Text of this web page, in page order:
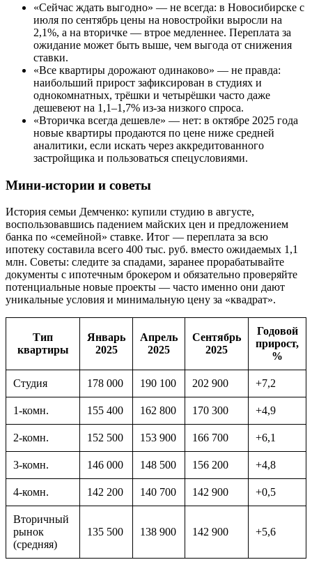
«Сейчас ждать выгодно» — не всегда: в Новосибирске с
июля по сентябрь цены на новостройки выросли на
2,1%, а на вторичке — втрое медленнее. Переплата за
ожидание может быть выше, чем выгода от снижения
ставки.
«Все квартиры дорожают одинаково» — не правда:
наибольший прирост зафиксирован в студиях и
однокомнатных, трёшки и четырёшки часто даже
дешевеют на 1,1–1,7% из-за низкого спроса.
«Вторичка всегда дешевле» — нет: в октябре 2025 года
новые квартиры продаются по цене ниже средней
аналитики, если искать через аккредитованного
застройщика и пользоваться спецусловиями.
Мини-истории и советы
История семьи Демченко: купили студию в августе,
воспользовавшись падением майских цен и предложением
банка по «семейной» ставке. Итог — переплата за всю
ипотеку составила всего 400 тыс. руб. вместо ожидаемых 1,1
млн. Советы: следите за спадами, заранее прорабатывайте
документы с ипотечным брокером и обязательно проверяйте
потенциальные новые проекты — часто именно они дают
уникальные условия и минимальную цену за «квадрат».
Тип
квартиры
Январь
2025
Апрель
2025
Сентябрь
2025
Годовой
прирост,
%
Студия 178 000 190 100 202 900 +7,2
1-комн. 155 400 162 800 170 300 +4,9
2-комн. 152 500 153 900 166 700 +6,1
3-комн. 146 000 148 500 156 200 +4,8
4-комн. 142 200 140 700 142 900 +0,5
Вторичный
рынок
(средняя)
135 500 138 900 142 900 +5,6